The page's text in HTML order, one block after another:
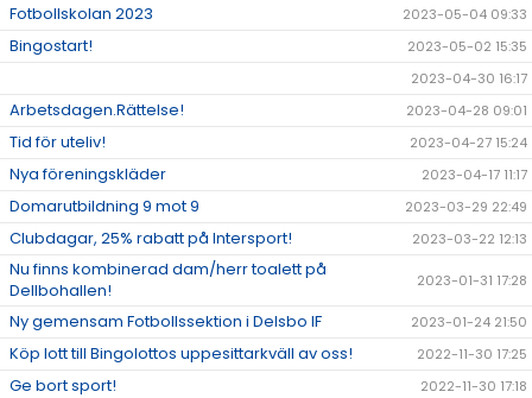
Fotbollskolan 2023 2023-05-04 09:33
Bingostart!
2023-05-02 15:35
2023-04-30 16:17
Arbetsdagen.Rättelse! 2023-04-28 09:01
Tid för uteliv! 2023-04-27 15:24
Nya föreningskläder 2023-04-17 11:17
Domarutbildning 9 mot 9 2023-03-29 22:49
Clubdagar, 25% rabatt på Intersport! 2023-03-22 12:13
Nu finns kombinerad dam/herr toalett på
Dellbohallen!
2023-01-31 17:28
Ny gemensam Fotbollssektion i Delsbo IF 2023-01-24 21:50
Köp lott till Bingolottos uppesittarkväll av oss! 2022-11-30 17:25
Ge bort sport! 2022-11-30 17:18